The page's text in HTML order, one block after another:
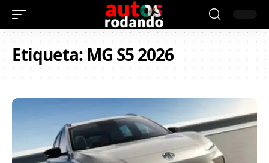
Etiqueta:MG S5 2026